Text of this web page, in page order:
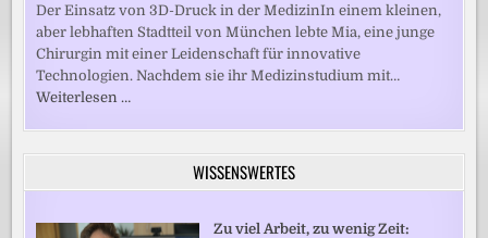
Der Einsatz von 3D-Druck in der MedizinIn einem kleinen,
aber lebhaften Stadtteil von München lebte Mia, eine junge
Chirurgin mit einer Leidenschaft für innovative
Technologien. Nachdem sie ihr Medizinstudium mit…
Weiterlesen …
WISSENSWERTES
Zu viel Arbeit, zu wenig Zeit: